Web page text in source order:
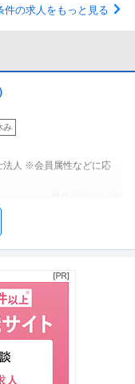
件の求人をもっと見る
み
法人 ※会員属性などに応
タッフ・裁量大きく経
査・税理士法人 ※会員属